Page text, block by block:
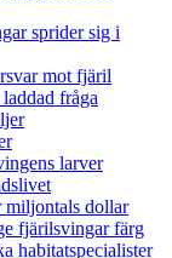
sprider sig i
mot fjäril
fråga
larver
miljontals dollar
fjärilsvingar färg
habitatspecialister